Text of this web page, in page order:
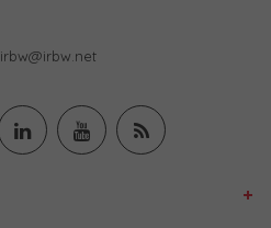
irbw@irbw.net